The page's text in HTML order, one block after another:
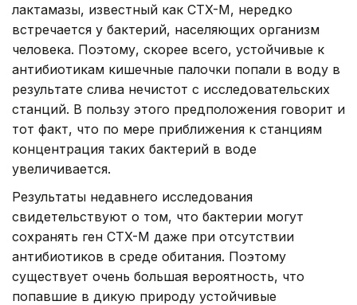
лактамазы, известный как CTX-M, нередко
встречается у бактерий, населяющих организм
человека. Поэтому, скорее всего, устойчивые к
антибиотикам кишечные палочки попали в воду в
результате слива нечистот с исследовательских
станций. В пользу этого предположения говорит и
тот факт, что по мере приближения к станциям
концентрация таких бактерий в воде
увеличивается.
Результаты недавнего исследования
свидетельствуют о том, что бактерии могут
сохранять ген CTX-M даже при отсутствии
антибиотиков в среде обитания. Поэтому
существует очень большая вероятность, что
попавшие в дикую природу устойчивые